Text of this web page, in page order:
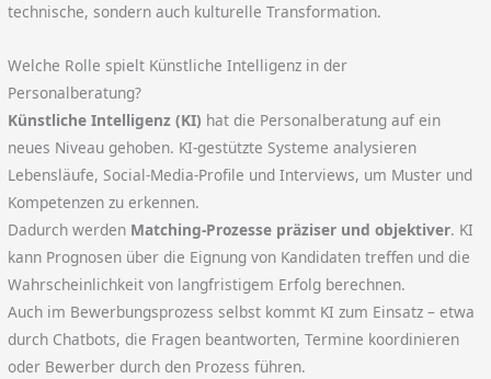
technische, sondern auch kulturelle Transformation.
Welche Rolle spielt Künstliche Intelligenz in der
Personalberatung?
Künstliche Intelligenz (KI) hat die Personalberatung auf ein
neues Niveau gehoben. KI-gestützte Systeme analysieren
Lebensläufe, Social-Media-Profile und Interviews, um Muster und
Kompetenzen zu erkennen.
Dadurch werden Matching-Prozesse präziser und objektiver. KI
kann Prognosen über die Eignung von Kandidaten treffen und die
Wahrscheinlichkeit von langfristigem Erfolg berechnen.
Auch im Bewerbungsprozess selbst kommt KI zum Einsatz – etwa
durch Chatbots, die Fragen beantworten, Termine koordinieren
oder Bewerber durch den Prozess führen.